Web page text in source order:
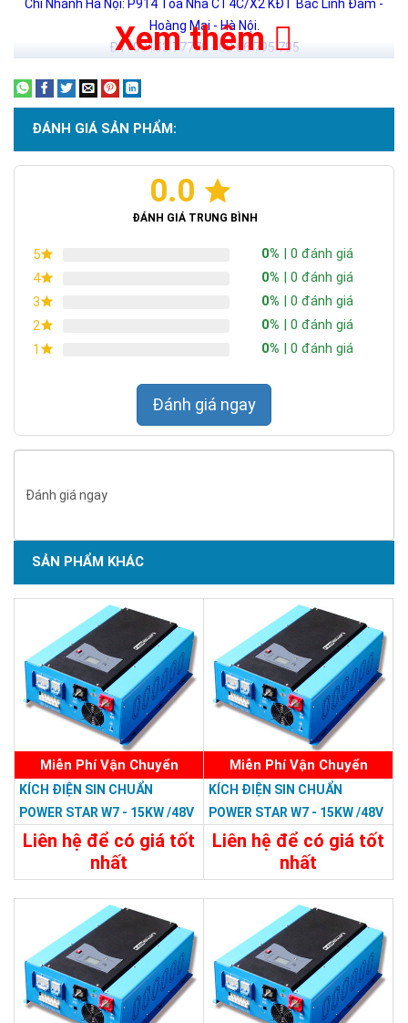
Chi Nhánh Hà Nội: P914 Tòa Nhà CT4C/X2 KĐT Bắc Linh Đàm -
Hoàng Mai - Hà Nội.
ĐT: 09153 77770 - 08.66.795.795
Xem thêm
ĐÁNH GIÁ SẢN PHẨM:
0.0
ĐÁNH GIÁ TRUNG BÌNH
5 0% | 0 đánh giá
4
0% | 0 đánh giá
3
0% | 0 đánh giá
2
0% | 0 đánh giá
1
0% | 0 đánh giá
Đánh giá ngay
Đánh giá ngay
SẢN PHẨM KHÁC
Miễn Phí Vận Chuyển
KÍCH ĐIỆN SIN CHUẨN
POWER STAR W7 - 15KW /48V
LCD
Liên hệ để có giá tốt
nhất
47.988.000đ
Đặt Mua
Miễn Phí Vận Chuyển
KÍCH ĐIỆN SIN CHUẨN
POWER STAR W7 - 15KW /48V
Liên hệ để có giá tốt
nhất
46.798.800đ
Đặt Mua